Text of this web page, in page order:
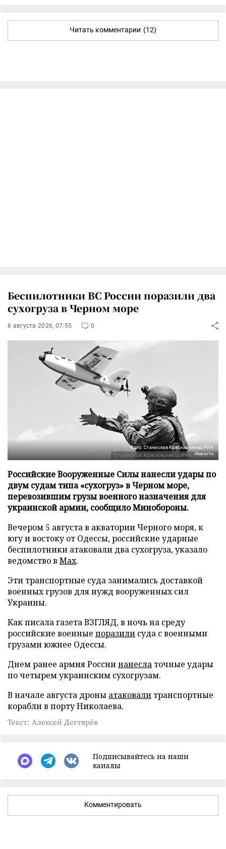
Читать комментарии (12)
Беспилотники ВС России поразили два
сухогруза в Черном море
6 августа 2026, 07:55 0
Фото: Станислав Красильников/РИА
Новости
Российские Вооруженные Силы нанесли удары по
двум судам типа «сухогруз» в Черном море,
перевозившим грузы военного назначения для
украинской армии, сообщило Минобороны.
Вечером 5 августа в акватории Черного моря, к
югу и востоку от Одессы, российские ударные
беспилотники атаковали два сухогруза, указало
ведомство в Max.
Эти транспортные суда занимались доставкой
военных грузов для нужд вооруженных сил
Украины.
Как писала газета ВЗГЛЯД, в ночь на среду
российские военные поразили суда с военными
грузами южнее Одессы.
Днем ранее армия Россиинанесла точные удары
по четырем украинским сухогрузам.
В начале августа дроны атаковали транспортные
корабли в порту Николаева.
Текст: Алексей Дегтярёв
Подписывайтесь на наши
каналы
Комментировать